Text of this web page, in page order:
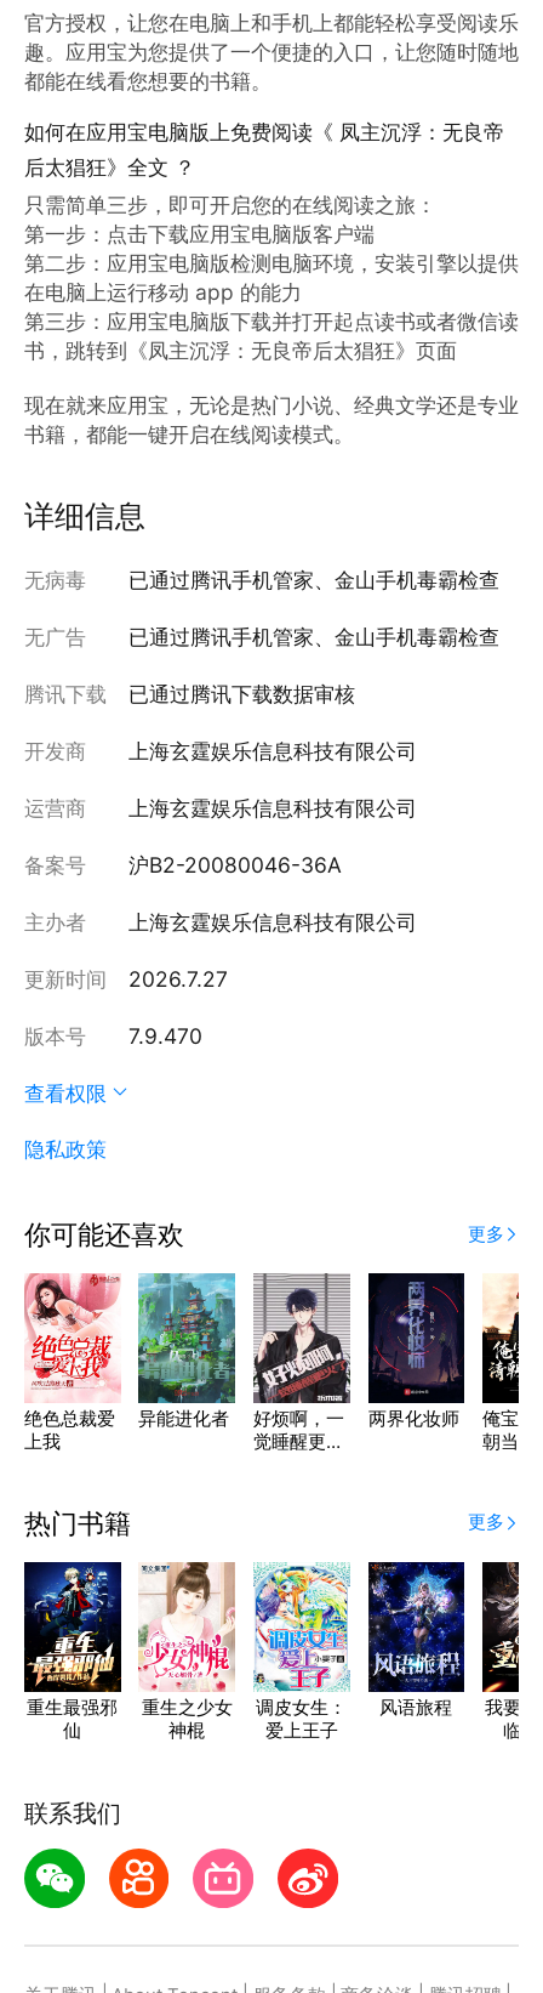
官方授权，让您在电脑上和手机上都能轻松享受阅读乐
趣。应用宝为您提供了一个便捷的入口，让您随时随地
都能在线看您想要的书籍。
如何在应用宝电脑版上免费阅读《 凤主沉浮：无良帝
后太猖狂》全文 ？
只需简单三步，即可开启您的在线阅读之旅：
第一步：点击下载应用宝电脑版客户端
第二步：应用宝电脑版检测电脑环境，安装引擎以提供
在电脑上运行移动 app 的能力
第三步：应用宝电脑版下载并打开起点读书或者微信读
书，跳转到《凤主沉浮：无良帝后太猖狂》页面
现在就来应用宝，无论是热门小说、经典文学还是专业
书籍，都能一键开启在线阅读模式。
详细信息
无病毒 已通过腾讯手机管家、金山手机毒霸检查
无广告 已通过腾讯手机管家、金山手机毒霸检查
腾讯下载 已通过腾讯下载数据审核
开发商 上海玄霆娱乐信息科技有限公司
运营商 上海玄霆娱乐信息科技有限公司
备案号 沪B2-20080046-36A
主办者 上海玄霆娱乐信息科技有限公司
更新时间 2026.7.27
版本号 7.9.470
查看权限
隐私政策
你可能还喜欢 更多
绝色总裁爱
上我
异能进化者
好烦啊，一
觉睡醒更火
两界化妆师
俺宝玉
朝当大
热门书籍 更多
重生最强邪
仙
重生之少女
神棍
调皮女生：
爱上王子
风语旅程
我要
临
联系我们